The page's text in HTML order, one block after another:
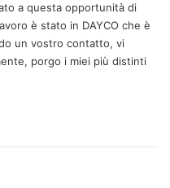
a questa opportunità di
è stato in DAYCO che è
un vostro contatto, vi
porgo i miei più distinti